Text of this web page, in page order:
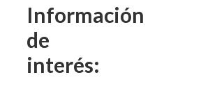
Información
de
interés: